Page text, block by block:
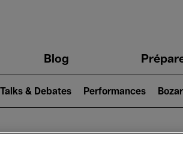
Blog
Talks & Debates Performances